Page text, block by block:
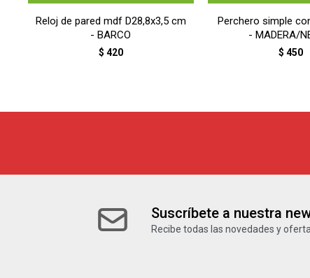
Reloj de pared mdf D28,8x3,5 cm
- BARCO
$ 420
Perchero simple
- MADERA/
$ 450
Suscríbete a nuestra
Recibe todas las novedades y